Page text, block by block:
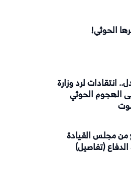
الحوثي!
انتقادات لرد وزارة
الهجوم الحوثي
مجلس القيادة
(تفاصيل)